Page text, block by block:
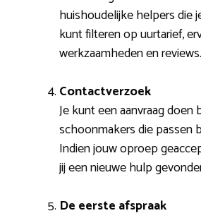
huishoudelijke helpers die
kunt filteren op uurtarief,
werkzaamheden en reviews.
Contactverzoek
Je kunt een aanvraag doen
schoonmakers die passen
Indien jouw oproep
jij een nieuwe hulp
De eerste afspraak